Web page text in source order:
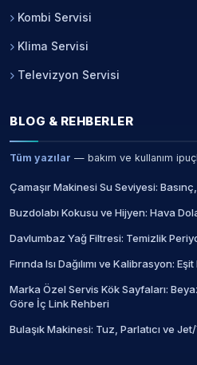
Kombi Servisi
Klima Servisi
Televizyon Servisi
BLOG & REHBERLER
Tüm yazılar — bakım ve kullanım
Çamaşır Makinesi Su Seviyesi:
Buzdolabı Kokusu ve Hijyen: Hava
Davlumbaz Yağ Filtresi: Temizlik
Fırında Isı Dağılımı ve Kalibrasyon:
Marka Özel Servis Kök Sayfaları:
Göre İç Link Rehberi
Bulaşık Makinesi: Tuz, Parlatıcı ve